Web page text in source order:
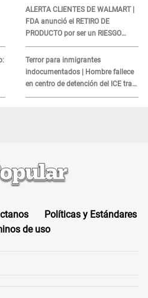
ALERTA CLIENTES DE WALMART |
FDA anunció el RETIRO DE
PRODUCTO por ser un RIESGO
MORTAL para consumidores: ¿Cuál
es?
Terror para inmigrantes
indocumentados | Hombre fallece
en centro de detención del ICE tras
sufrir una "emergencia médica"
Políticas y Estándares
de uso